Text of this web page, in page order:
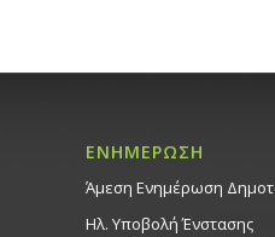
ΕΝΗΜΕΡΩΣΗ
Άμεση Ενημέρωση
Ηλ. Υποβολή Ένστασης